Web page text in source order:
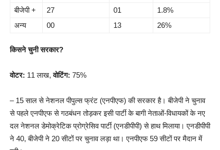
बीजेपी +
27 01
1.8%
अन्य
00 13 26%
किसने चुनी सरकार?
वोटर: 11 लाख,वोटिंग: 75%
– 15 साल से नेशनल पीपुल्स फ्रंट (एनपीएफ) की सरकार है। बीजेपी ने चुनाव
से पहले एनपीएफ से गठबंधन तोड़कर इसी पार्टी के बागी नेताओं-विधायकों के नए
दल नेशनल डेमोक्रेटिक प्रोग्रेसिव पार्टी (एनडीपीपी) से हाथ मिलाया। एनडीपीपी
ने 40, बीजेपी ने 20 सीटों पर चुनाव लड़ा था। एनपीएफ 59 सीटों पर मैदान में